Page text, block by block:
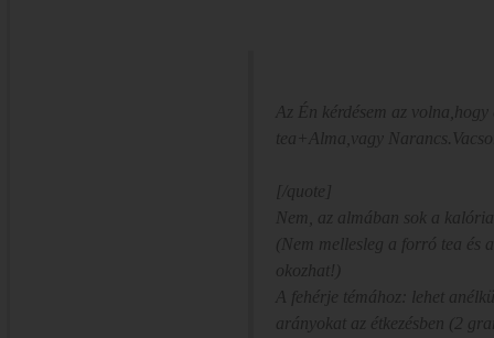
Az Én kérdésem az
tea+Alma,vagy
[/quote]
Nem, az almában sok a
(Nem mellesleg a forró tea és
okozhat!)
A fehérje témához: lehet
arányokat az étkezésben (2